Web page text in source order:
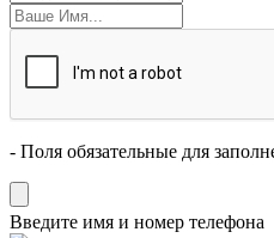
- Поля обязательные для
Введите имя и номер телефона